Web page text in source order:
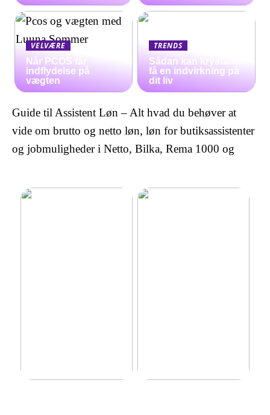
VELVÆRE
Når PCOS får
indflydelse på
vægten
TRENDS
Sådan kan krystaller
få en indvirkning på
dit liv
Guide til Assistent Løn – Alt hvad du behøver at
vide om brutto og netto løn, løn for butiksassistenter
og jobmuligheder i Netto, Bilka, Rema 1000 og